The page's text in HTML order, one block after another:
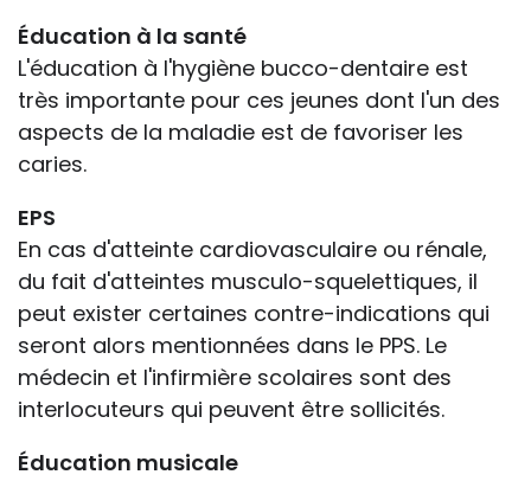
Éducation à la santé
L'éducation à l'hygiène bucco-dentaire est
très importante pour ces jeunes dont l'un des
aspects de la maladie est de favoriser les
caries.
EPS
En cas d'atteinte cardiovasculaire ou rénale,
du fait d'atteintes musculo-squelettiques, il
peut exister certaines contre-indications qui
seront alors mentionnées dans le PPS. Le
médecin et l'infirmière scolaires sont des
interlocuteurs qui peuvent être sollicités.
Éducation musicale